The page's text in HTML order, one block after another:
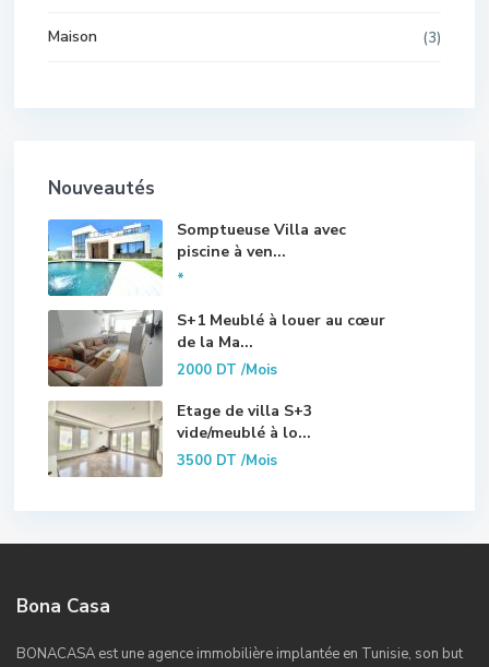
Maison (3)
Nouveautés
Somptueuse Villa avec
piscine à ven...
*
S+1 Meublé à louer au cœur
de la Ma...
2000 DT/Mois
Etage de villa S+3
vide/meublé à lo...
3500 DT/Mois
Bona Casa
BONACASA est une agence immobilière implantée en Tunisie, son but